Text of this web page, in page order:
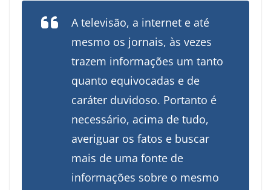
A televisão, a internet e até
mesmo os jornais, às vezes
trazem informações um tanto
quanto equivocadas e de
caráter duvidoso. Portanto é
necessário, acima de tudo,
averiguar os fatos e buscar
mais de uma fonte de
informações sobre o mesmo